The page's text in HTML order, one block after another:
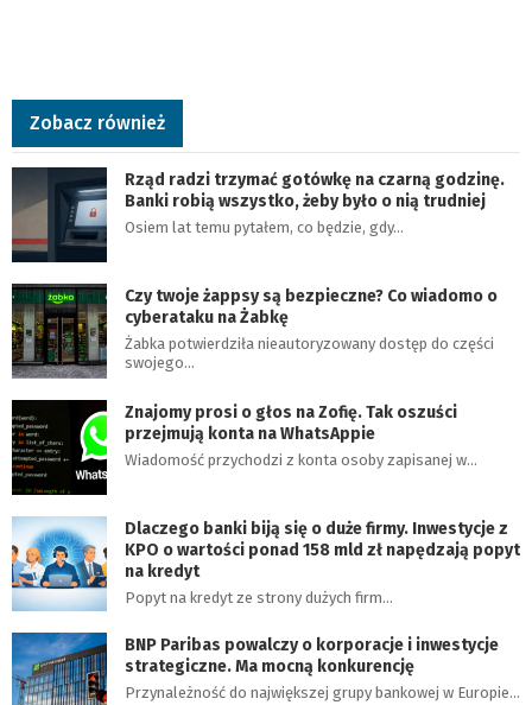
Zobacz również
Rząd radzi trzymać gotówkę na czarną godzinę.
Banki robią wszystko, żeby było o nią trudniej
Osiem lat temu pytałem, co będzie, gdy…
Czy twoje żappsy są bezpieczne? Co wiadomo o
cyberataku na Żabkę
Żabka potwierdziła nieautoryzowany dostęp do części
swojego…
Znajomy prosi o głos na Zofię. Tak oszuści
przejmują konta na WhatsAppie
Wiadomość przychodzi z konta osoby zapisanej w…
Dlaczego banki biją się o duże firmy. Inwestycje z
KPO o wartości ponad 158 mld zł napędzają popyt
na kredyt
Popyt na kredyt ze strony dużych firm…
BNP Paribas powalczy o korporacje i inwestycje
strategiczne. Ma mocną konkurencję
Przynależność do największej grupy bankowej w Europie…